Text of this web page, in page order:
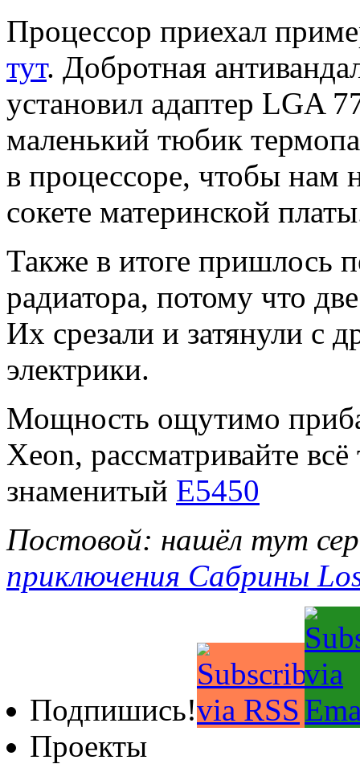
Процессор приехал
тут. Добротная
установил адаптер LGA
маленький тюбик
в процессоре, чтобы нам
сокете материнской
Также в итоге пришлось
радиатора, потому что
Их срезали и затянули с
электрики.
Мощность ощутимо
Xeon, рассматривайте
знаменитый Е5450
Постовой: нашёл тут
приключения Сабрины
Подпишись!
Проекты